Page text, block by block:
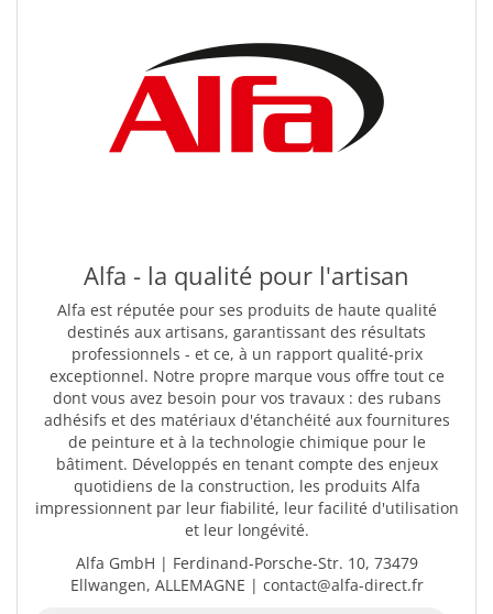
Alfa - la qualité pour l'artisan
Alfa est réputée pour ses produits de haute qualité
destinés aux artisans, garantissant des résultats
professionnels - et ce, à un rapport qualité-prix
exceptionnel. Notre propre marque vous offre tout ce
dont vous avez besoin pour vos travaux : des rubans
adhésifs et des matériaux d'étanchéité aux fournitures
de peinture et à la technologie chimique pour le
bâtiment. Développés en tenant compte des enjeux
quotidiens de la construction, les produits Alfa
impressionnent par leur fiabilité, leur facilité d'utilisation
et leur longévité.
Alfa GmbH | Ferdinand-Porsche-Str. 10, 73479
Ellwangen, ALLEMAGNE | contact@alfa-direct.fr